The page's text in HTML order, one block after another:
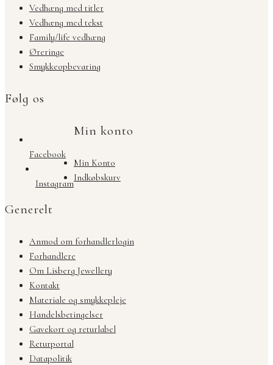
Vedhæng med titler
Vedhæng med tekst
Family/life vedhæng
Øreringe
Smykkeopbevaring
Følg os
Facebook
Instagram
Min konto
Min Konto
Indkøbskurv
Generelt
Anmod om forhandlerlogin
Forhandlere
Om Lisberg Jewellery
Kontakt
Materiale og smykkepleje
Handelsbetingelser
Gavekort og returlabel
Returportal
Datapolitik